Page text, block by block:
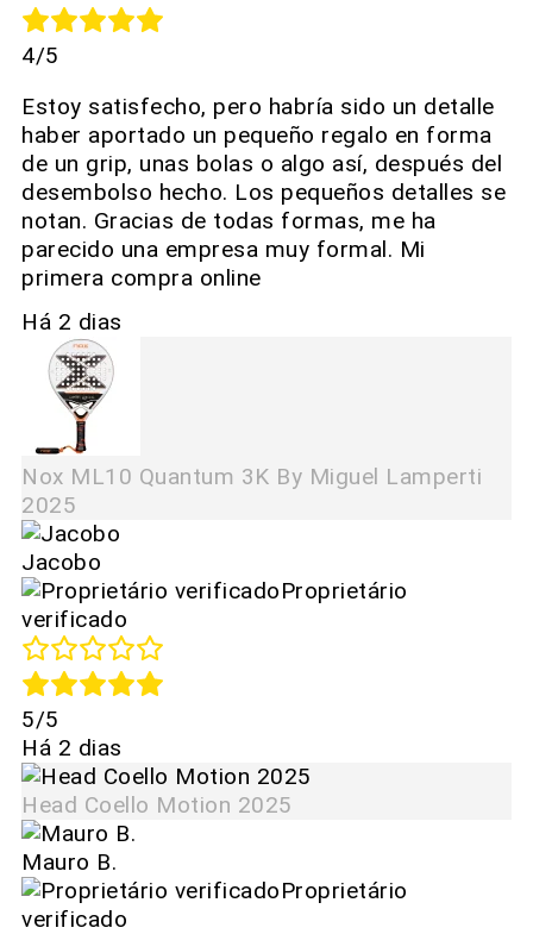
4/5
Estoy satisfecho, pero habría sido un detalle
haber aportado un pequeño regalo en forma
de un grip, unas bolas o algo así, después del
desembolso hecho. Los pequeños detalles se
notan. Gracias de todas formas, me ha
parecido una empresa muy formal. Mi
primera compra online
Há 2 dias
Nox ML10 Quantum 3K By Miguel Lamperti
2025
Jacobo
Proprietário
verificado
5/5
Há 2 dias
Head Coello Motion 2025
Mauro B.
Proprietário
verificado